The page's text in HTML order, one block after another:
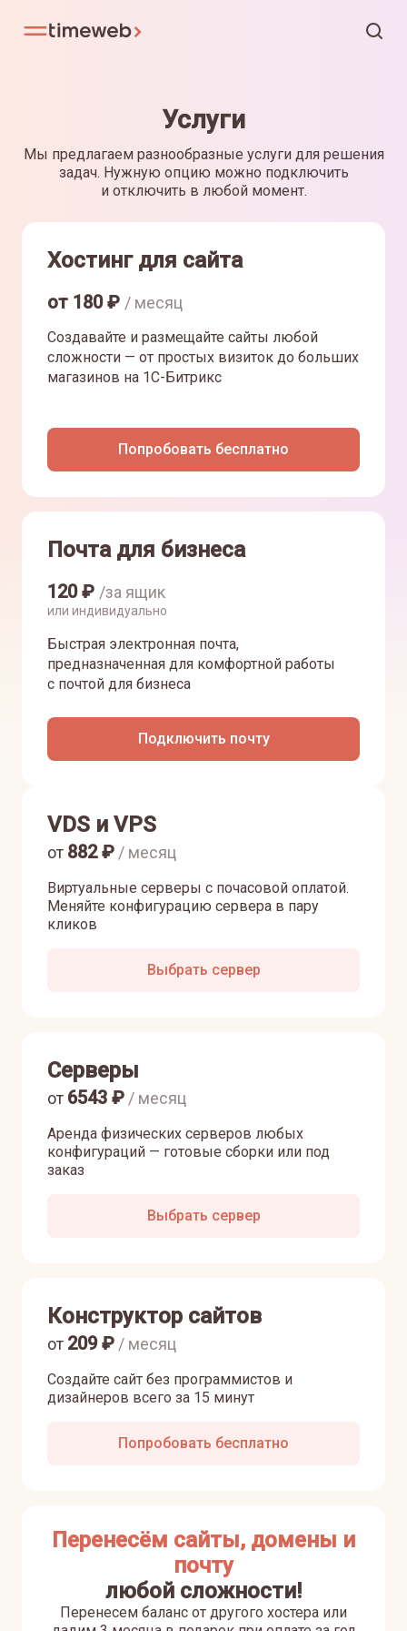
Услуги
Мы предлагаем разнообразные услуги для решения
задач. Нужную опцию можно подключить
и отключить в любой момент.
Хостинг для сайта
от 180₽ / месяц
Создавайте и размещайте сайты любой
сложности — от простых визиток до больших
магазинов на 1С-Битрикс
Попробовать бесплатно
Почта для бизнеса
120₽ /за ящик
или индивидуально
Быстрая электронная почта,
предназначенная для комфортной работы
с почтой для бизнеса
Подключить почту
VDS и VPS
Виртуальные серверы с почасовой оплатой.
Меняйте конфигурацию сервера в пару
кликов
от 882₽ / месяц
Выбрать сервер
Серверы
Аренда физических серверов любых
конфигураций — готовые сборки или под
заказ
от 6543 ₽ / месяц
Выбрать сервер
Конструктор сайтов
Создайте сайт без программистов и
дизайнеров всего за 15 минут
от 209₽ / месяц
Попробовать бесплатно
Перенесём сайты, домены и
почту
любой сложности!
Перенесем баланс от другого хостера или